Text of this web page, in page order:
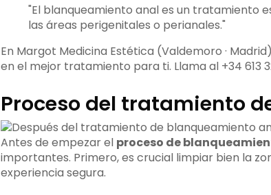
"El blanqueamiento anal es un tratamiento
las áreas perigenitales o perianales."
En Margot Medicina Estética (Valdemoro ·
en el mejor tratamiento para ti. Llama al +34 613
Proceso del tratamiento
Antes de empezar el proceso de
importantes. Primero, es crucial limpiar bien la
experiencia segura.